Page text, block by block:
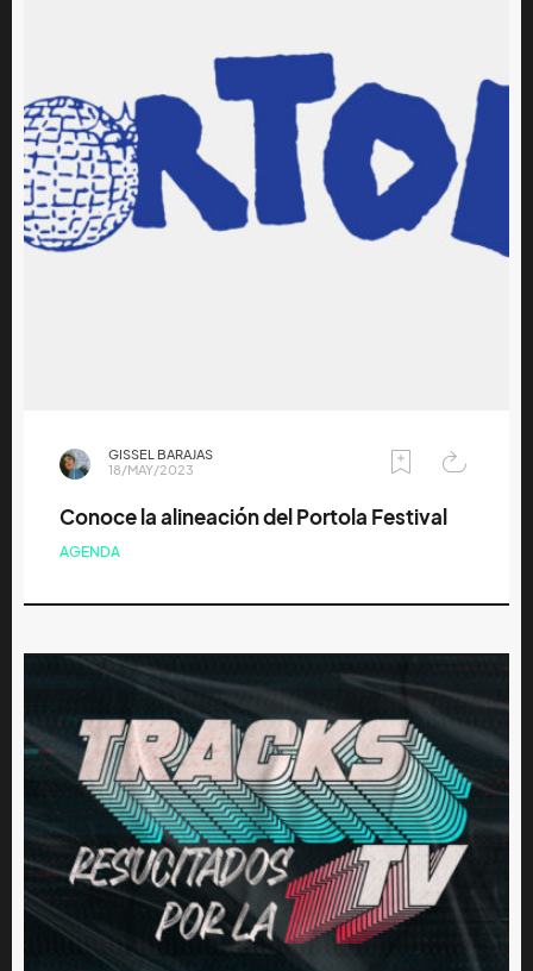
GISSEL BARAJAS
18/MAY/2023
Conoce la alineación del Portola Festival
AGENDA